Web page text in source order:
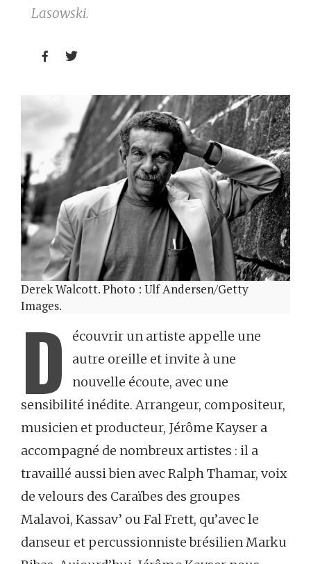
Lasowski.
 
Derek Walcott. Photo : Ulf Andersen/Getty
Images.
D
écouvrir un artiste appelle une
autre oreille et invite à une
nouvelle écoute, avec une
sensibilité inédite. Arrangeur, compositeur,
musicien et producteur, Jérôme Kayser a
accompagné de nombreux artistes : il a
travaillé aussi bien avec Ralph Thamar, voix
de velours des Caraïbes des groupes
Malavoi, Kassav’ ou Fal Frett, qu’avec le
danseur et percussionniste brésilien Marku